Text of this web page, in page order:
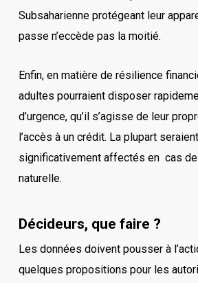
Subsaharienne protégeant leur
passe n’eccède pas la moitié.
Enfin, en matière de résilience
adultes pourraient disposer
d’urgence, qu’il s’agisse de leur
l’accès à un crédit. La plupart
significativement affectés en cas
naturelle.
Décideurs, que faire ?
Les données doivent pousser à
quelques propositions pour les